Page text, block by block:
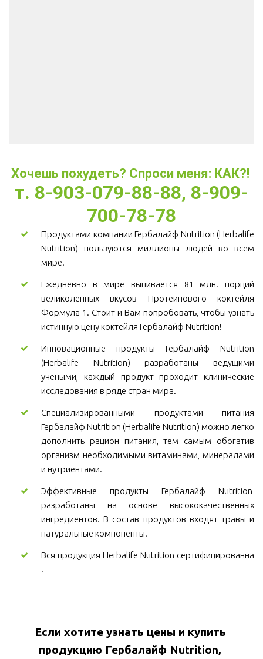
Хочешь похудеть? Спроси меня: КАК?!
т. 8-903-079-88-88, 8-909-
700-78-78
Продуктами компании Гербалайф Nutrition (Herbalife
Nutrition) пользуются миллионы людей во всем
мире.
Ежедневно в мире выпивается 81 млн. порций
великолепных вкусов Протеинового коктейля
Формула 1. Стоит и Вам попробовать, чтобы узнать
истинную цену коктейля Гербалайф Nutrition!
Инновационные продукты Гербалайф Nutrition
(Herbalife Nutrition) разработаны ведущими
учеными, каждый продукт проходит клинические
исследования в ряде стран мира.
Специализированными продуктами питания
Гербалайф Nutrition (Herbalife Nutrition) можно легко
дополнить рацион питания, тем самым обогатив
организм необходимыми витаминами, минералами
и нутриентами.
Эффективные продукты Гербалайф Nutrition
разработаны на основе высококачественных
ингредиентов. В состав продуктов входят травы и
натуральные компоненты.
Вся продукция Herbalife Nutrition сертифицированна
.
Если хотите узнать цены и купить
продукцию Гербалайф Nutrition,